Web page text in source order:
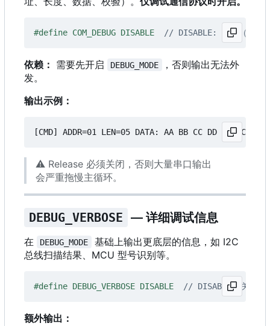
#define COM_DEBUG DISABLE
依赖： 需要先开启 DEBUG_MODE
，否则输出无法外
发。
输出示例：
⚠️ Release 必须关闭，否则大量串口输出
会严重拖慢主循环。
DEBUG_VERBOSE — 详细调试信息
在 DEBUG_MODE
基础上输出更底层的信息，如 I2C
总线扫描结果、MCU 型号识别等。
#define DEBUG_VERBOSE DISABLE
额外输出：